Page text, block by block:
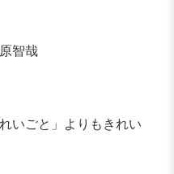
智哉
いごと」よりもきれい